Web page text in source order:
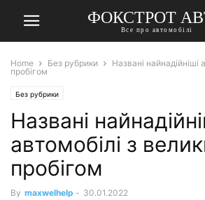
ФОКСТРОТ
Все про автомобілі
Home Без рубрики
Названі найнадійніші
пробігом
Без рубрики
Названі
автомобілі з
пробігом
By maxwelhelp - 30.01.2022